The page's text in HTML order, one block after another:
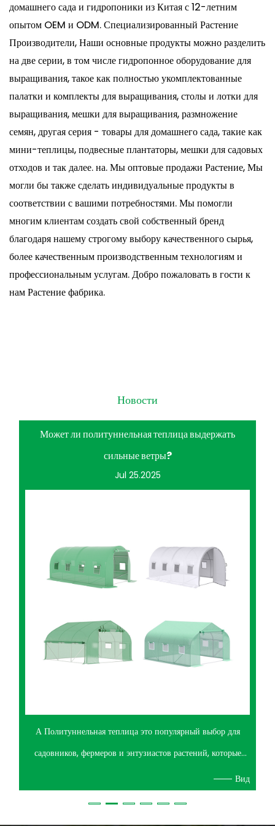
домашнего сада и гидропоники из Китая с 12-летним
опытом OEM и ODM. Специализированный Растение
Производители, Наши основные продукты можно разделить
на две серии, в том числе гидропонное оборудование для
выращивания, такое как полностью укомплектованные
палатки и комплекты для выращивания, столы и лотки для
выращивания, мешки для выращивания, размножение
семян, другая серия - товары для домашнего сада, такие как
мини-теплицы, подвесные плантаторы, мешки для садовых
отходов и так далее. на. Мыоптовые продажи Растение, Мы
могли бы также сделать индивидуальные продукты в
соответствии с вашими потребностями. Мы помогли
многим клиентам создать свой собственный бренд
благодаря нашему строгому выбору качественного сырья,
более качественным производственным технологиям и
профессиональным услугам. Добро пожаловать в гости к
нам Растение фабрика.
Новости
Может ли политуннельная теплица выдержать
сильные ветры?
Jul 25.2025
А Политуннельная теплица это популярный выбор для
садовников, фермеров и энтузиастов растений, которые
Вид